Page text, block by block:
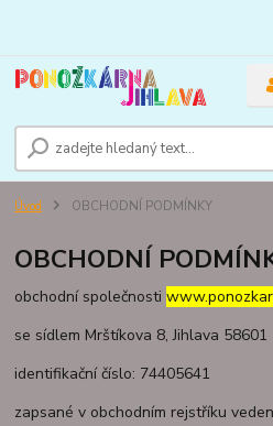
Úvod OBCHODNÍ PODMÍNKY
OBCHODNÍ
obchodní společnosti
se sídlem Mrštíkova 8, Jihlava 58601
identifikační číslo: 74405641
zapsané v obchodním rejstříku